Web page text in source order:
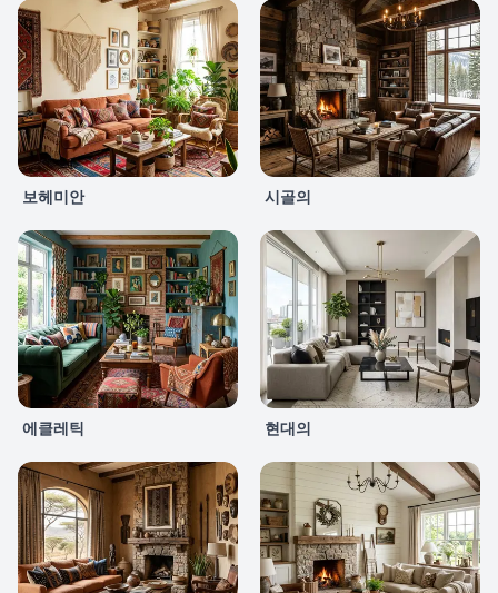
보헤미안 시골의
에클레틱 현대의